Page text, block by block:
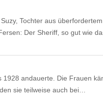
Tochter aus überfordertem
Der Sheriff, so gut wie
andauerte. Die Frauen
sie teilweise auch bei…